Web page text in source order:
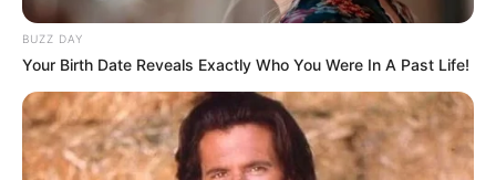
BUZZ DAY
Your Birth Date Reveals Exactly Who You Were In A Past Life!